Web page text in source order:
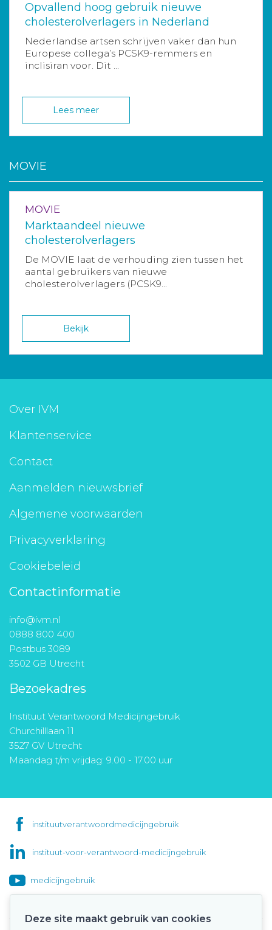
Opvallend hoog gebruik nieuwe
cholesterolverlagers in Nederland
Nederlandse artsen schrijven vaker dan hun
Europese collega’s PCSK9-remmers en
inclisiran voor. Dit ...
Lees meer
MOVIE
MOVIE
Marktaandeel nieuwe
cholesterolverlagers
De MOVIE laat de verhouding zien tussen het
aantal gebruikers van nieuwe
cholesterolverlagers (PCSK9...
Bekijk
Over IVM
Klantenservice
Contact
Aanmelden nieuwsbrief
Algemene voorwaarden
Privacyverklaring
Cookiebeleid
Contactinformatie
info@ivm.nl
0888 800 400
Postbus 3089
3502 GB Utrecht
Bezoekadres
Instituut Verantwoord Medicijngebruik
Churchilllaan 11
3527 GV Utrecht
Maandag t/m vrijdag: 9.00 - 17.00 uur
instituutverantwoordmedicijngebruik
instituut-voor-verantwoord-medicijngebruik
medicijngebruik
Deze site maakt gebruik van cookies